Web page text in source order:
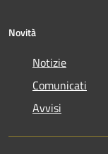
Novità
Notizie
Comunicati
Avvisi